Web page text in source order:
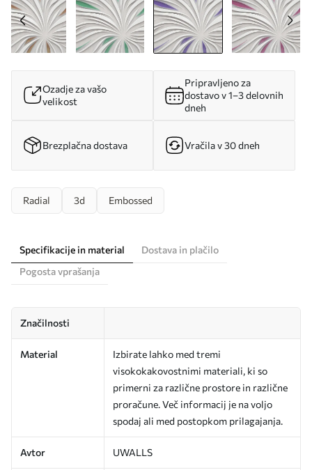
Ozadje za vašo
velikost
Pripravljeno za
dostavo v 1–3 delovnih
dneh
Brezplačna dostava Vračila v 30 dneh
Radial 3d Embossed
Specifikacije in material
Dostava in plačilo
Pogosta vprašanja
Značilnosti
Material
Izbirate lahko med tremi
visokokakovostnimi materiali, ki so
primerni za različne prostore in različne
proračune. Več informacij je na voljo
spodaj ali med postopkom prilagajanja.
Avtor UWALLS